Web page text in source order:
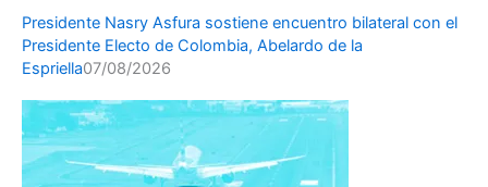
Presidente Nasry Asfura sostiene encuentro bilateral con el
Presidente Electo de Colombia, Abelardo de la
Espriella07/08/2026